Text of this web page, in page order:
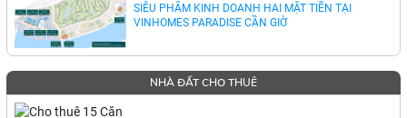
SIÊU PHẨM KINH DOANH HAI MẶT TIỀN TẠI
VINHOMES PARADISE CẦN GIỜ
NHÀ ĐẤT CHO THUÊ